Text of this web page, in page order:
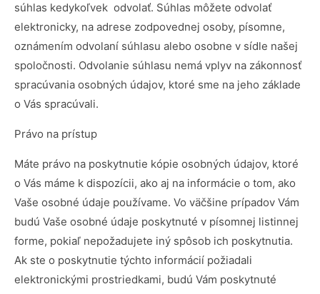
súhlas kedykoľvek odvolať. Súhlas môžete odvolať
elektronicky, na adrese zodpovednej osoby, písomne,
oznámením odvolaní súhlasu alebo osobne v sídle našej
spoločnosti. Odvolanie súhlasu nemá vplyv na zákonnosť
spracúvania osobných údajov, ktoré sme na jeho základe
o Vás spracúvali.
Právo na prístup
Máte právo na poskytnutie kópie osobných údajov, ktoré
o Vás máme k dispozícii, ako aj na informácie o tom, ako
Vaše osobné údaje používame. Vo väčšine prípadov Vám
budú Vaše osobné údaje poskytnuté v písomnej listinnej
forme, pokiaľ nepožadujete iný spôsob ich poskytnutia.
Ak ste o poskytnutie týchto informácií požiadali
elektronickými prostriedkami, budú Vám poskytnuté